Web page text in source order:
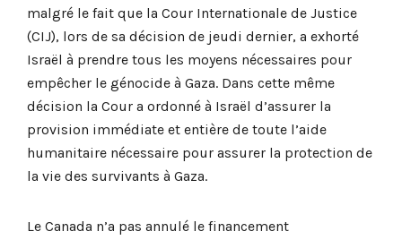
malgré le fait que la Cour Internationale de Justice
(CIJ), lors de sa décision de jeudi dernier, a exhorté
Israël à prendre tous les moyens nécessaires pour
empêcher le génocide à Gaza. Dans cette même
décision la Cour a ordonné à Israël d’assurer la
provision immédiate et entière de toute l’aide
humanitaire nécessaire pour assurer la protection de
la vie des survivants à Gaza.
Le Canada n’a pas annulé le financement